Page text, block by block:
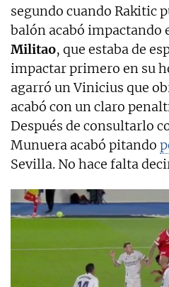
segundo cuando Rakitic
balón acabó impactando
Militao, que estaba de
impactar primero en su
agarró un Vinicius que
acabó con un claro
Después de consultarlo
Munuera acabó pitando
Sevilla. No hace falta